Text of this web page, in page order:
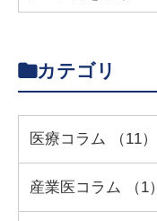
カテゴリ
医療コラム （11）
産業医コラム （1）